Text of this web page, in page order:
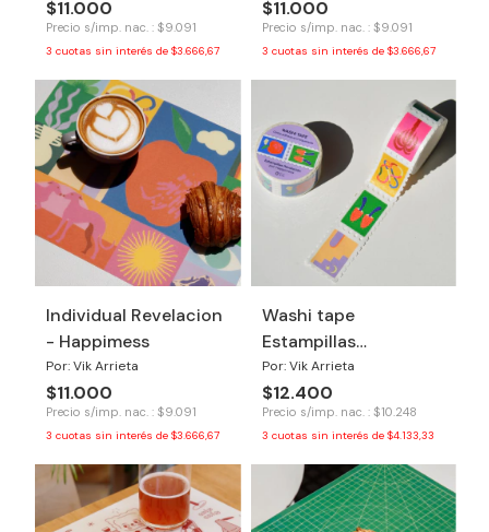
$11.000
Precio s/imp. nac. : $9.091
3 cuotas sin interés de $3.666,67
$11.000
Precio s/imp. nac. : $9.091
3 cuotas sin interés de $3.666,67
Individual Revelacion
- Happimess
Por: Vik Arrieta
$11.000
Precio s/imp. nac. : $9.091
3 cuotas sin interés de $3.666,67
Washi tape
Estampillas
Revelacion
Por: Vik Arrieta
$12.400
Precio s/imp. nac. : $10.248
3 cuotas sin interés de $4.133,33